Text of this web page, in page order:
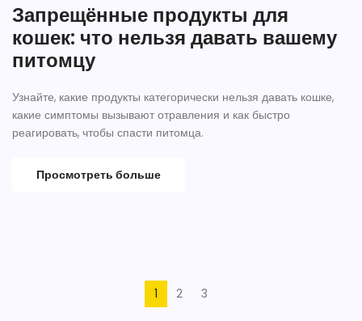
Запрещённые продукты для
кошек: что нельзя давать вашему
питомцу
Узнайте, какие продукты категорически нельзя давать кошке,
какие симптомы вызывают отравления и как быстро
реагировать, чтобы спасти питомца.
Просмотреть больше
1 2 3